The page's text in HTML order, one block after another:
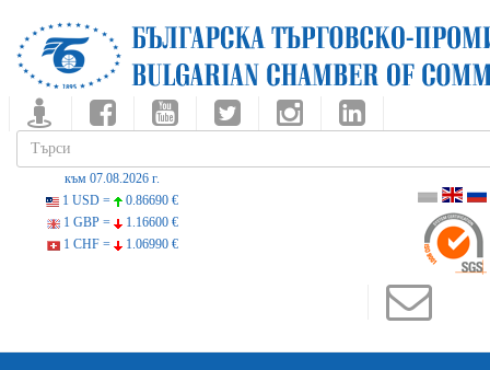
към 07.08.2026 г.
1 USD =
0.86690 €
1 GBP =
1.16600 €
1 CHF =
1.06990 €